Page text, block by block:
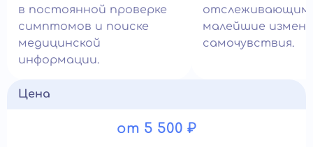
в постоянной проверке
симптомов и поиске
медицинской
информации.
отслеживающим
малейшие
самочувствия.
Цена
от 5 500 ₽